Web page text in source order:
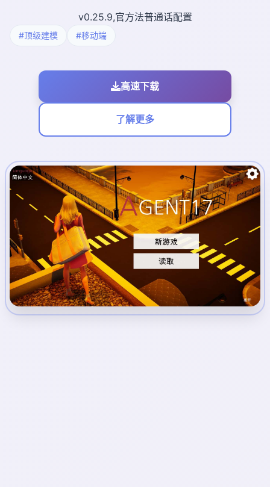
v0.25.9,官方法普通话配置
#顶级建模 #移动端
高速下载
了解更多